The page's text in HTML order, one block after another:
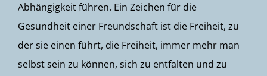
Abhängigkeit führen. Ein Zeichen für die
Gesundheit einer Freundschaft ist die Freiheit, zu
der sie einen führt, die Freiheit, immer mehr man
selbst sein zu können, sich zu entfalten und zu